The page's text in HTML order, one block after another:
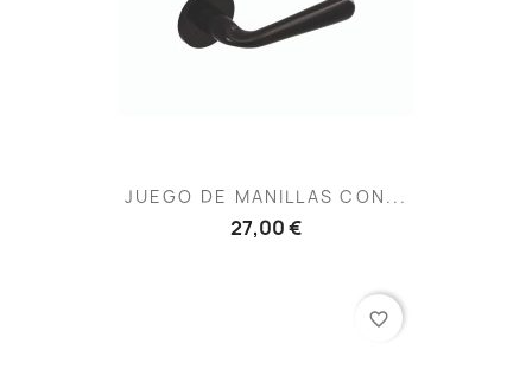
JUEGO DE MANILLAS CON...
27,00 €
favorite_border